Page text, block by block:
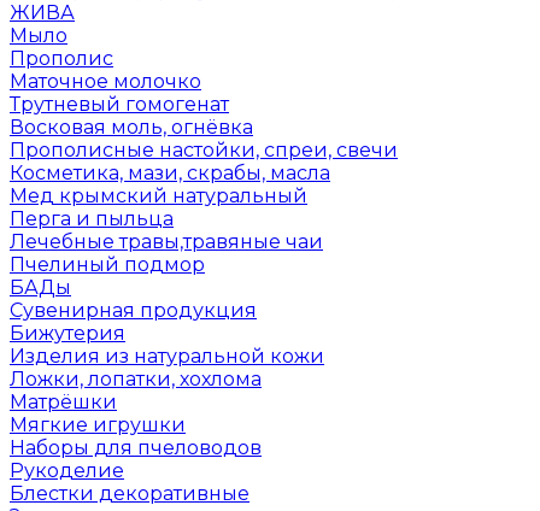
ЖИВА
Мыло
Прополис
Маточное молочко
Трутневый гомогенат
Восковая моль, огнёвка
Прополисные настойки, спреи, свечи
Косметика, мази, скрабы, масла
Мед крымский натуральный
Перга и пыльца
Лечебные травы,травяные чаи
Пчелиный подмор
БАДы
Сувенирная продукция
Бижутерия
Изделия из натуральной кожи
Ложки, лопатки, хохлома
Матрёшки
Мягкие игрушки
Наборы для пчеловодов
Рукоделие
Блестки декоративные